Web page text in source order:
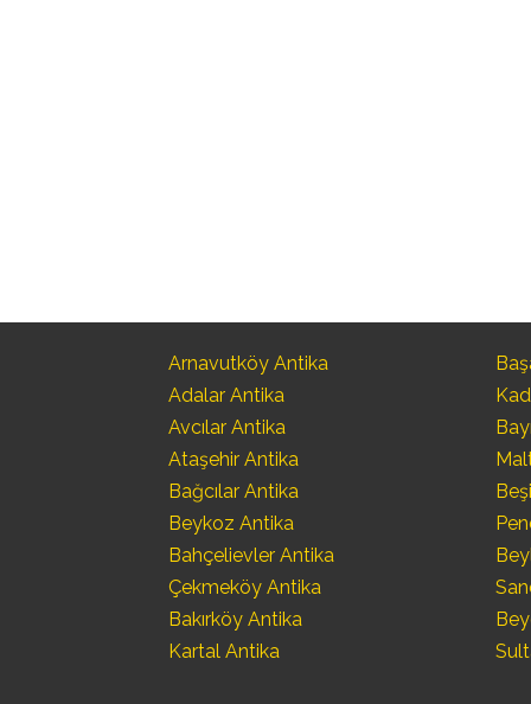
Arnavutköy Antika
Adalar Antika
Avcılar Antika
Ataşehir Antika
Bağcılar Antika
Beykoz Antika
Bahçelievler Antika
Çekmeköy Antika
Bakırköy Antika
Kartal Antika